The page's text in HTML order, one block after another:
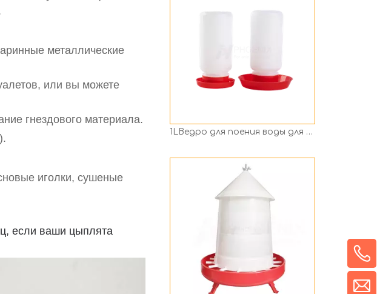
металлические
или вы можете
гнездового материала.
иголки, сушеные
если ваши цыплята
Ведро-кормушка для кур с крышками PH-244